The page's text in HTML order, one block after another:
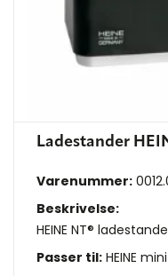
Ladestander
Varenummer:
Beskrivelse:
HEINE NT®
Passer til: HEINE